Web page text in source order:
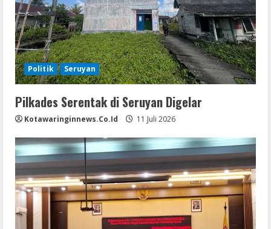
Politik Seruyan
Pilkades Serentak di Seruyan Digelar
Kotawaringinnews.co.id 11 Juli 2026